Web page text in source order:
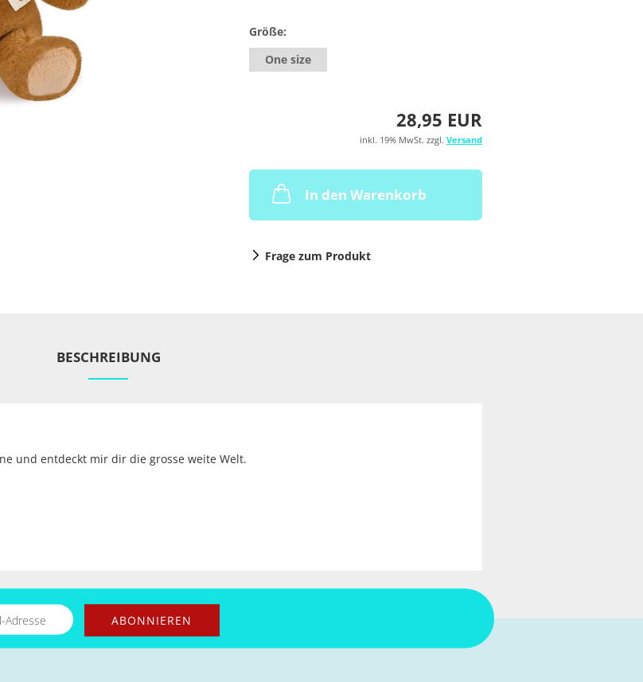
Größe:
One size
28,95 EUR
inkl. 19% MwSt. zzgl. Versand
In den Warenkorb
Frage zum Produkt
BESCHREIBUNG
und entdeckt mir dir die grosse weite Welt.